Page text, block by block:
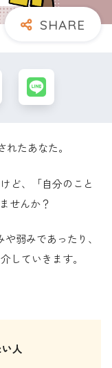
たあなた。
ど、「自分のこと
せんか？
弱みであったり、
していきます。
人